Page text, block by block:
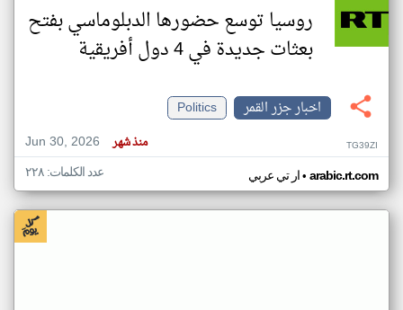
روسيا توسع حضورها الدبلوماسي بفتح
بعثات جديدة في 4 دول أفريقية
اخبار جزر القمر
Politics
Jun 30, 2026
منذ شهر TG39ZI
ار تي عربي• arabic.rt.com عدد الكلمات: ٢٢٨